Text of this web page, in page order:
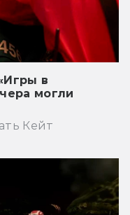
в
могли
Кейт